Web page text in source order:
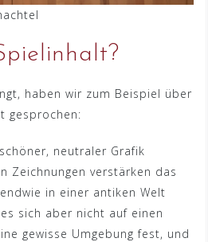
haben wir zum Beispiel über
gesprochen:
neutraler Grafik
Zeichnungen verstärken das
in einer antiken Welt
sich aber nicht auf einen
gewisse Umgebung fest, und